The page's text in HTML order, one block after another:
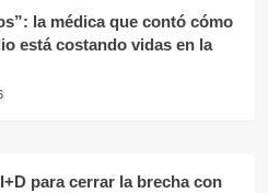
la médica que contó cómo
está costando vidas en la
para cerrar la brecha con